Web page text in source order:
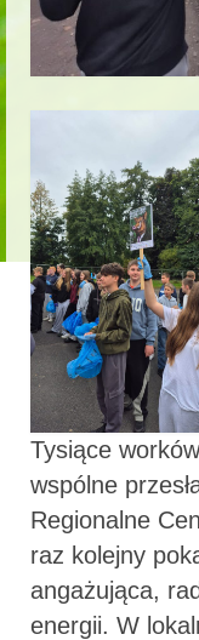
Tysiące
wspólne
Regionalne
raz kolejny
angażująca,
energii. W